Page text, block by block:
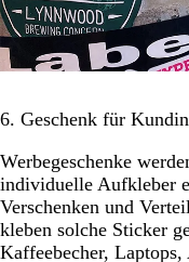
6. Geschenk für
Werbegeschenke
individuelle Aufkleber
Verschenken und
kleben solche Sticker
Kaffeebecher, Laptops,